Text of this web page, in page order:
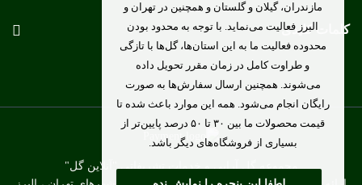
کلمات کلیدی
مجموعه گل آرایی و خدمات تشریفاتی "آنلاین گل"
مازندران، گیلان و گلستان و همچنین در تهران و
البرز فعالیت می‌نماید. با توجه به محدود بودن
محدوده فعالیت ما به این استان‌ها، گل‌ها با تازگی
و طراوت کامل در زمان مقرر تحویل داده
می‌شوند. همچنین ارسال سفارش‌ها به صورت
رایگان انجام می‌شود. همه این موارد باعث شده تا
قیمت محصولات ما بین ۳۰ تا ۵۰ درصد پایین‌تر از
بسیاری از فروشگاه‌های دیگر باشد.